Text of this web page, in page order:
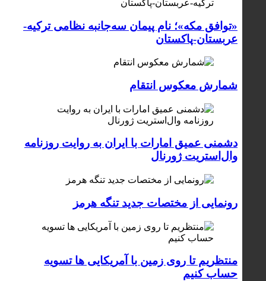
«توافق مکه»؛ نام پیمان سه‌جانبه نظامی ترکیه-
عربستان-پاکستان
شمارش معکوس انتقام
دشمنی عمیق امارات با ایران به روایت روزنامه
وال‌استریت ژورنال
رونمایی از مختصات جدید تنگه هرمز
منتظریم تا روی زمین با آمریکایی ها تسویه
حساب کنیم